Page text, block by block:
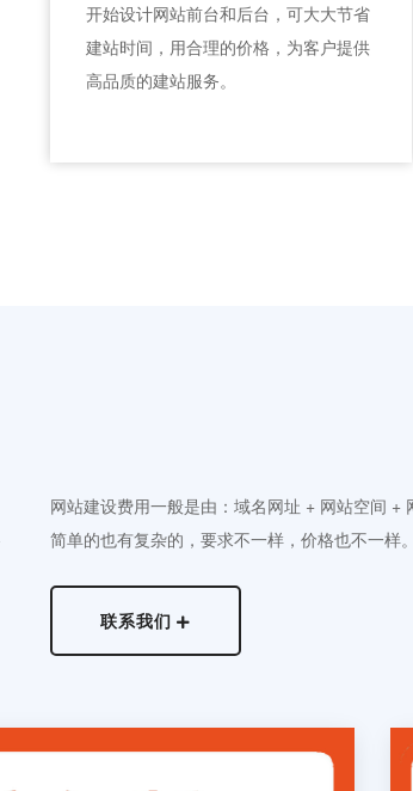
开始设计网站前台和后台，可大大节省
建站时间，用合理的价格，为客户提供
高品质的建站服务。
网站建设费用一般是由：域名网址 + 网站空间 +
简单的也有复杂的，要求不一样，价格也不一样
联系我们